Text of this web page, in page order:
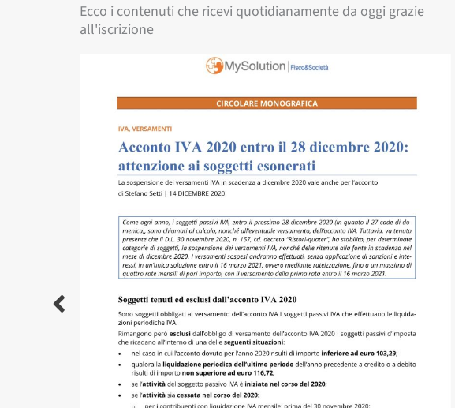
Ecco i contenuti che ricevi quotidianamente da oggi grazie
all'iscrizione